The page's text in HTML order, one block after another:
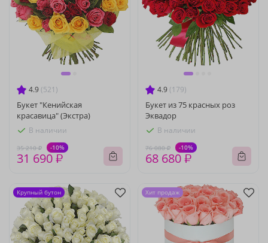
4.9 (521)
Букет "Кенийская
красавица" (Экстра)
В наличии
35 210 ₽ -10%
31 690 ₽
4.9 (179)
Букет из 75 красных роз
Эквадор
В наличии
76 080 ₽ -10%
68 680 ₽
Крупный бутон Хит продаж